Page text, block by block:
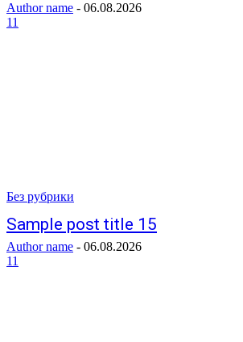
Author name - 06.08.2026
11
Без рубрики
Sample post title 15
Author name - 06.08.2026
11